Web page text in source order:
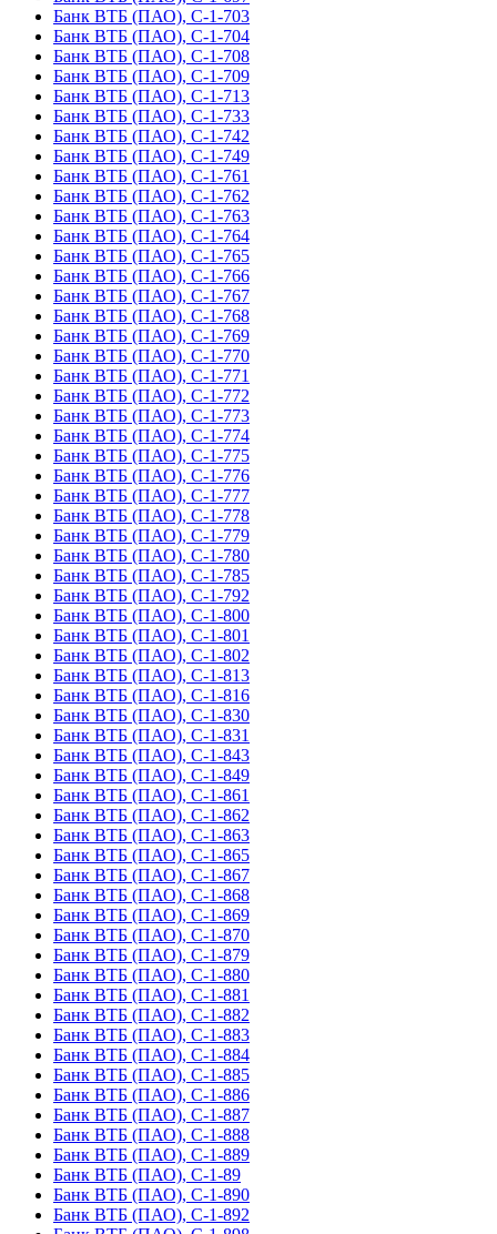
Банк ВТБ (ПАО), С-1-703
Банк ВТБ (ПАО), С-1-704
Банк ВТБ (ПАО), С-1-708
Банк ВТБ (ПАО), С-1-709
Банк ВТБ (ПАО), С-1-713
Банк ВТБ (ПАО), С-1-733
Банк ВТБ (ПАО), С-1-742
Банк ВТБ (ПАО), С-1-749
Банк ВТБ (ПАО), С-1-761
Банк ВТБ (ПАО), С-1-762
Банк ВТБ (ПАО), С-1-763
Банк ВТБ (ПАО), С-1-764
Банк ВТБ (ПАО), С-1-765
Банк ВТБ (ПАО), С-1-766
Банк ВТБ (ПАО), С-1-767
Банк ВТБ (ПАО), С-1-768
Банк ВТБ (ПАО), С-1-769
Банк ВТБ (ПАО), С-1-770
Банк ВТБ (ПАО), С-1-771
Банк ВТБ (ПАО), С-1-772
Банк ВТБ (ПАО), С-1-773
Банк ВТБ (ПАО), С-1-774
Банк ВТБ (ПАО), С-1-775
Банк ВТБ (ПАО), С-1-776
Банк ВТБ (ПАО), С-1-777
Банк ВТБ (ПАО), С-1-778
Банк ВТБ (ПАО), С-1-779
Банк ВТБ (ПАО), С-1-780
Банк ВТБ (ПАО), С-1-785
Банк ВТБ (ПАО), С-1-792
Банк ВТБ (ПАО), С-1-800
Банк ВТБ (ПАО), С-1-801
Банк ВТБ (ПАО), С-1-802
Банк ВТБ (ПАО), С-1-813
Банк ВТБ (ПАО), С-1-816
Банк ВТБ (ПАО), С-1-830
Банк ВТБ (ПАО), С-1-831
Банк ВТБ (ПАО), С-1-843
Банк ВТБ (ПАО), С-1-849
Банк ВТБ (ПАО), С-1-861
Банк ВТБ (ПАО), С-1-862
Банк ВТБ (ПАО), С-1-863
Банк ВТБ (ПАО), С-1-865
Банк ВТБ (ПАО), С-1-867
Банк ВТБ (ПАО), С-1-868
Банк ВТБ (ПАО), С-1-869
Банк ВТБ (ПАО), С-1-870
Банк ВТБ (ПАО), С-1-879
Банк ВТБ (ПАО), С-1-880
Банк ВТБ (ПАО), С-1-881
Банк ВТБ (ПАО), С-1-882
Банк ВТБ (ПАО), С-1-883
Банк ВТБ (ПАО), С-1-884
Банк ВТБ (ПАО), С-1-885
Банк ВТБ (ПАО), С-1-886
Банк ВТБ (ПАО), С-1-887
Банк ВТБ (ПАО), С-1-888
Банк ВТБ (ПАО), С-1-889
Банк ВТБ (ПАО), С-1-89
Банк ВТБ (ПАО), С-1-890
Банк ВТБ (ПАО), С-1-892